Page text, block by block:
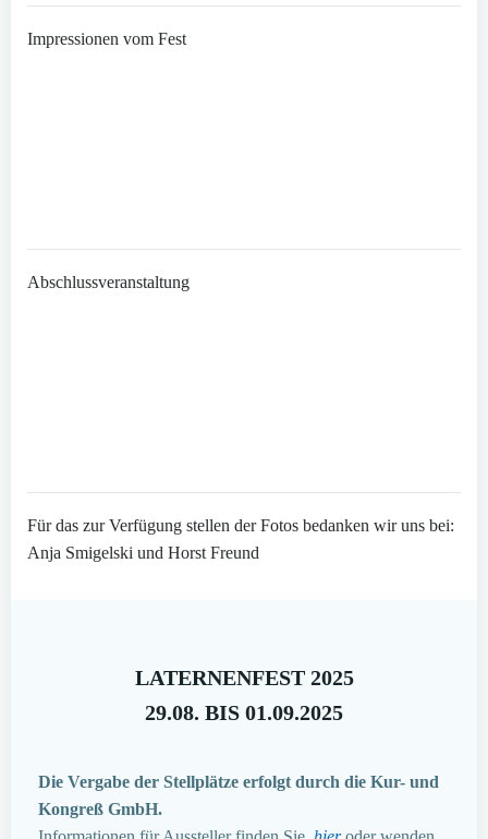
Impressionen vom Fest
Abschlussveranstaltung
Für das zur Verfügung stellen der Fotos bedanken wir uns bei:
Anja Smigelski und Horst Freund
LATERNENFEST 2025
29.08. BIS 01.09.2025
Die Vergabe der Stellplätze erfolgt durch die Kur- und
Kongreß GmbH.